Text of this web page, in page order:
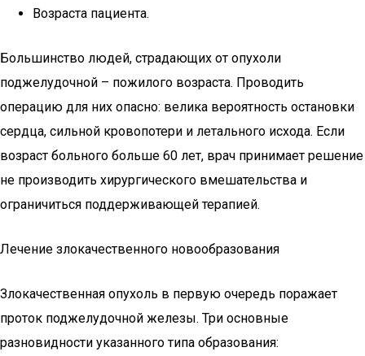
Возраста пациента.
Большинство людей, страдающих от опухоли
поджелудочной – пожилого возраста. Проводить
операцию для них опасно: велика вероятность остановки
сердца, сильной кровопотери и летального исхода. Если
возраст больного больше 60 лет, врач принимает решение
не производить хирургического вмешательства и
ограничиться поддерживающей терапией.
Лечение злокачественного новообразования
Злокачественная опухоль в первую очередь поражает
проток поджелудочной железы. Три основные
разновидности указанного типа образования: